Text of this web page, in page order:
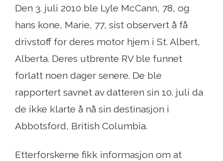
Den 3. juli 2010 ble Lyle McCann, 78, og
hans kone, Marie, 77, sist observert å få
drivstoff for deres motor hjem i St. Albert,
Alberta. Deres utbrente RV ble funnet
forlatt noen dager senere. De ble
rapportert savnet av datteren sin 10. juli da
de ikke klarte å nå sin destinasjon i
Abbotsford, British Columbia.
Etterforskerne fikk informasjon om at